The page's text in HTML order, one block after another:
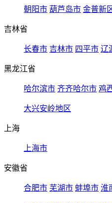
朝阳市 葫芦岛市 金普新
吉林省
长春市 吉林市 四平市 辽
黑龙江省
哈尔滨市 齐齐哈尔市 鸡
大兴安岭地区
上海
上海市
安徽省
合肥市 芜湖市 蚌埠市 淮